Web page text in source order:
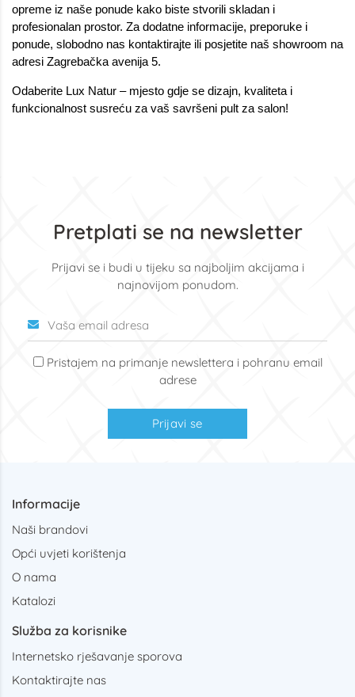
opreme iz naše ponude kako biste stvorili skladan i
profesionalan prostor. Za dodatne informacije, preporuke i
ponude, slobodno nas kontaktirajte ili posjetite naš showroom na
adresi Zagrebačka avenija 5.
Odaberite Lux Natur – mjesto gdje se dizajn, kvaliteta i
funkcionalnost susreću za vaš savršeni pult za salon!
Pretplati se na newsletter
Prijavi se i budi u tijeku sa najboljim akcijama i
najnovijom ponudom.
Pristajem na primanje newslettera i pohranu email
adrese
Prijavi se
Informacije
Naši brandovi
Opći uvjeti korištenja
O nama
Katalozi
Služba za korisnike
Internetsko rješavanje sporova
Kontaktirajte nas